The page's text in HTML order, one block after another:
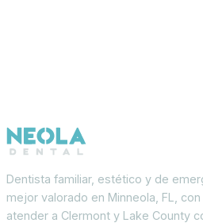
Dentista familiar, estético y de
mejor valorado en Minneola, FL,
atender a Clermont y Lake County